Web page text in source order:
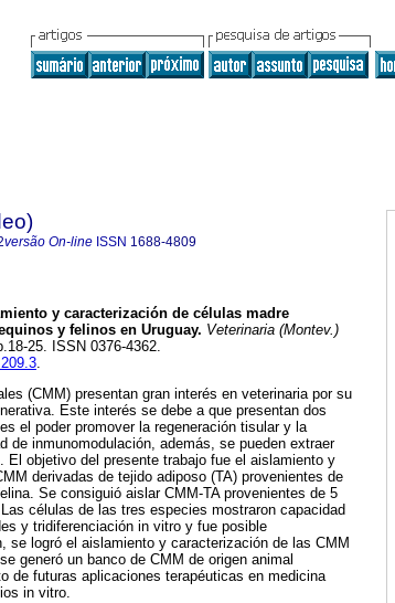
versão On-line ISSN 1688-4809
y caracterización de células madre
y felinos en Uruguay. Veterinaria (Montev.)
25. ISSN 0376-4362.
.
(CMM) presentan gran interés en veterinaria por su
Este interés se debe a que presentan dos
el poder promover la regeneración tisular y la
de inmunomodulación, además, se pueden extraer
El objetivo del presente trabajo fue el aislamiento y
derivadas de tejido adiposo (TA) provenientes de
Se consiguió aislar CMM-TA provenientes de 5
células de las tres especies mostraron capacidad
y tridiferenciación in vitro y fue posible
se logró el aislamiento y caracterización de las CMM
generó un banco de CMM de origen animal
de futuras aplicaciones terapéuticas en medicina
in vitro.